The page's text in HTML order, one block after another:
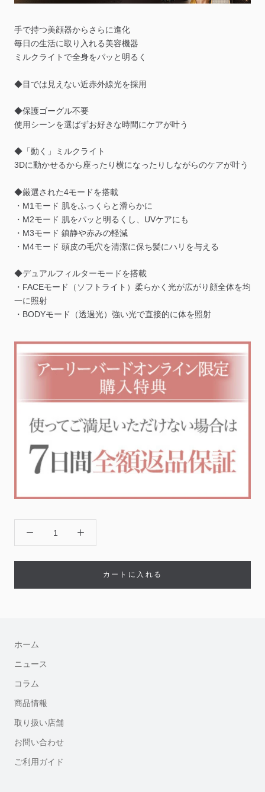
手で持つ美顔器からさらに進化
毎日の生活に取り入れる美容機器
ミルクライトで全身をパッと明るく
◆目では見えない近赤外線光を採用
◆保護ゴーグル不要
使用シーンを選ばずお好きな時間にケアが叶う
◆「動く」ミルクライト
3Dに動かせるから座ったり横になったりしながらのケアが叶う
◆厳選された4モードを搭載
・M1モード 肌をふっくらと滑らかに
・M2モード 肌をパッと明るくし、UVケアにも
・M3モード 鎮静や赤みの軽減
・M4モード 頭皮の毛穴を清潔に保ち髪にハリを与える
◆デュアルフィルターモードを搭載
・FACEモード（ソフトライト）柔らかく光が広がり顔全体を均
一に照射
・BODYモード（透過光）強い光で直接的に体を照射
カートに入れる
ホーム
ニュース
コラム
商品情報
取り扱い店舗
お問い合わせ
ご利用ガイド